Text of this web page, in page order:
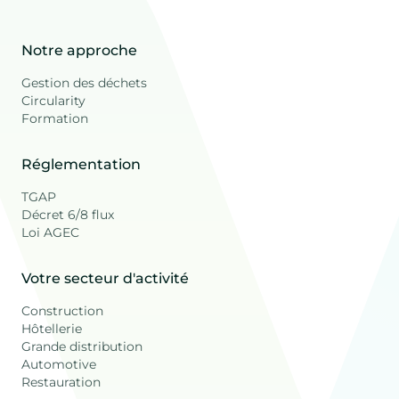
Notre approche
Gestion des déchets
Circularity
Formation
Réglementation
TGAP
Décret 6/8 flux
Loi AGEC
Votre secteur d'activité
Construction
Hôtellerie
Grande distribution
Automotive
Restauration